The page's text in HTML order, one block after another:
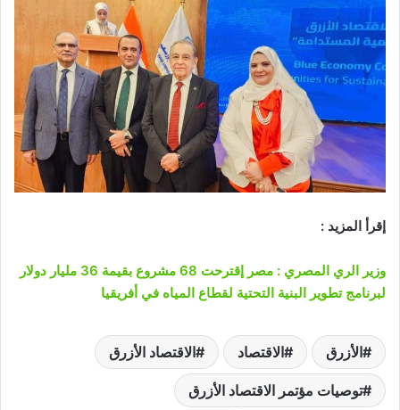
إقرأ المزيد :
وزير الري المصري : مصر إقترحت 68 مشروع بقيمة 36 مليار دولار
لبرنامج تطوير البنية التحتية لقطاع المياه في أفريقيا
الأزرق الاقتصاد الاقتصاد الأزرق
توصيات مؤتمر الاقتصاد الأزرق